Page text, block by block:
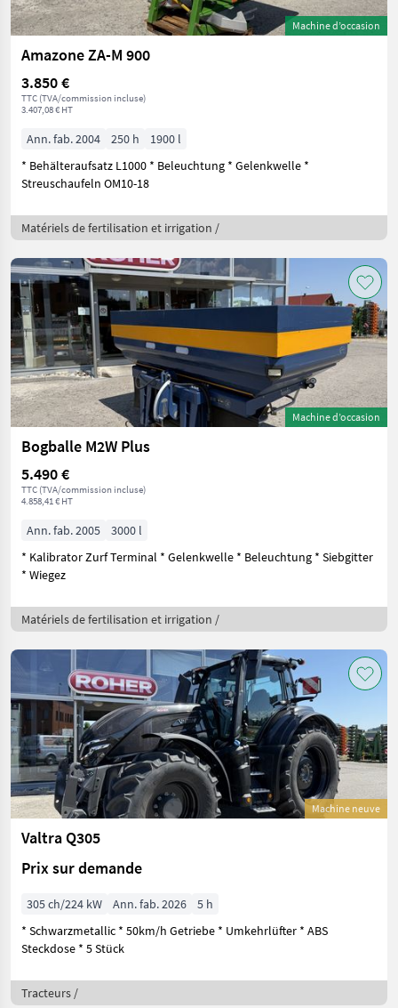
Machine d’occasion
Amazone ZA-M 900
3.850 €
TTC (TVA/commission incluse)
3.407,08 € HT
Ann. fab. 2004 250 h
1900 l
* Behälteraufsatz L1000 * Beleuchtung * Gelenkwelle *
Streuschaufeln OM10-18
Matériels de fertilisation et irrigation /
Machine d’occasion
Bogballe M2W Plus
5.490 €
TTC (TVA/commission incluse)
4.858,41 € HT
Ann. fab. 2005
3000 l
* Kalibrator Zurf Terminal * Gelenkwelle * Beleuchtung * Siebgitter
* Wiegez
Matériels de fertilisation et irrigation /
Machine neuve
Valtra Q305
Prix sur demande
305 ch/224 kW Ann. fab. 2026
5 h
* Schwarzmetallic * 50km/h Getriebe * Umkehrlüfter * ABS
Steckdose * 5 Stück
Tracteurs /